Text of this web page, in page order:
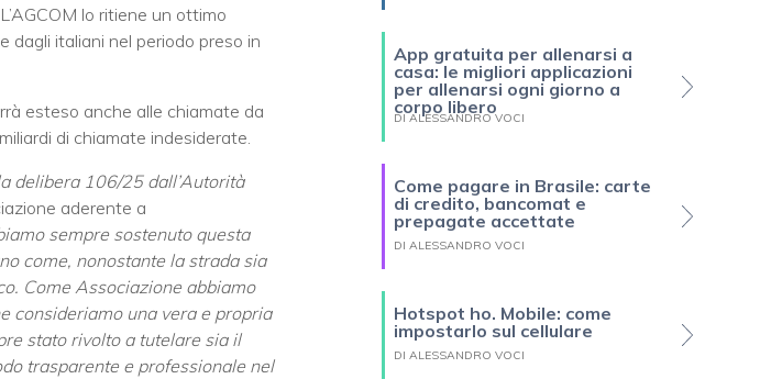
lo ritiene un ottimo
italiani nel periodo preso in
esteso anche alle chiamate da
di chiamate indesiderate.
delibera 106/25 dall’Autorità
aderente a
sempre sostenuto questa
come, nonostante la strada sia
Come Associazione abbiamo
consideriamo una vera e propria
stato rivolto a tutelare sia il
trasparente e professionale nel
App gratuita per allenarsi a
casa: le migliori applicazioni
per allenarsi ogni giorno a
corpo libero
DI ALESSANDRO VOCI
Come pagare in Brasile: carte
di credito, bancomat e
prepagate accettate
DI ALESSANDRO VOCI
Hotspot ho. Mobile: come
impostarlo sul cellulare
DI ALESSANDRO VOCI